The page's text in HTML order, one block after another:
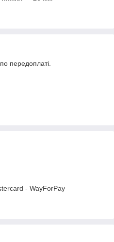
передоплаті.
- WayForPay